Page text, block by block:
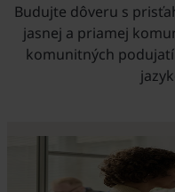
Budujte dôveru s
jasnej a priamej
komunitných